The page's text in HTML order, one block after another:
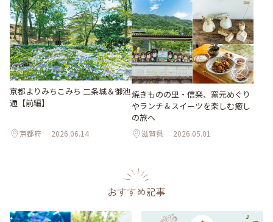
京都よりみちこみち 二条城＆御池
通【前編】
京都府 2026.06.14
焼きものの里・信楽、窯元めぐり
やランチ＆スイーツを楽しむ癒し
の旅へ
滋賀県 2026.05.01
おすすめ記事